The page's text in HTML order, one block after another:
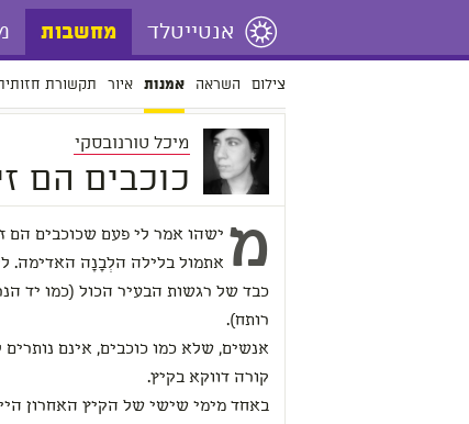
אנטייטלד מחשבות
צילום השראה אמנות איור תקשורת
מיכל טורנובסקי
כוכבים הם
מ ישהו אמר לי פעם שכוכבים הם
אתמול בלילה הלְבָנָה האדימה.
כבד של רגשות הבעיר הכול (כמו יד
רותח).
אנשים, שלא כמו כוכבים, אינם
קורה דווקא בקיץ.
באחד מימי שישי של הקיץ האחרון